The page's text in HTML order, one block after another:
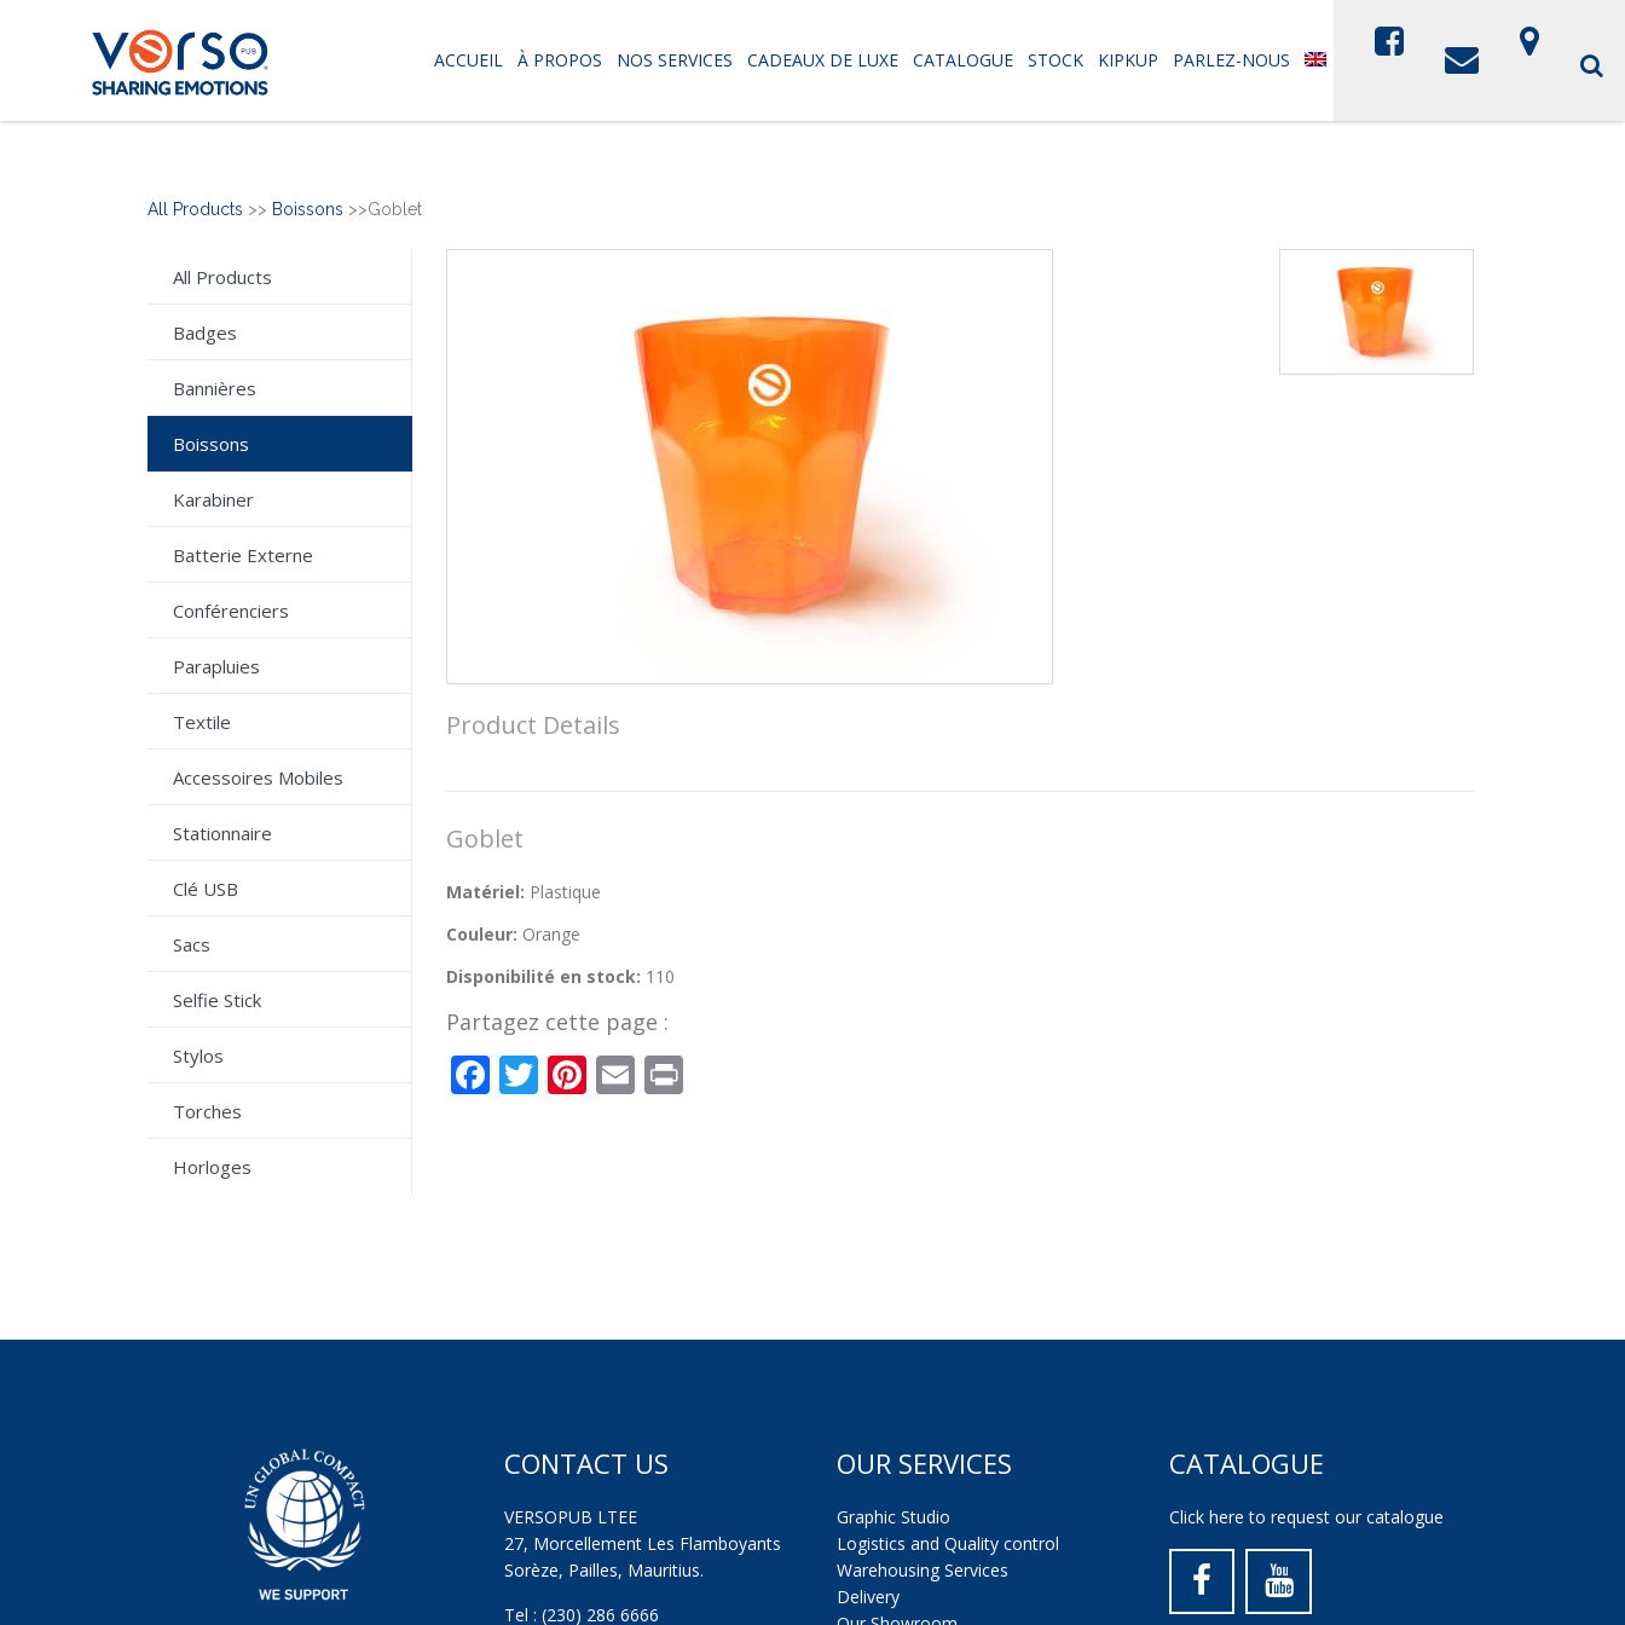
ACCUEIL À PROPOS NOS SERVICES CADEAUX DE LUXE CATALOGUE STOCK KIPKUP PARLEZ-NOUS
All Products >> Boissons >>Goblet
All Products
Badges
Bannières
Boissons
Karabiner
Batterie Externe
Conférenciers
Parapluies
Textile
Accessoires Mobiles
Stationnaire
Clé USB
Sacs
Selfie Stick
Stylos
Torches
Horloges
Product Details
Goblet
Matériel: Plastique
Couleur: Orange
Disponibilité en stock: 110
Partagez cette page :
Facebook
Twitter
Pinterest
Email
CONTACT US
VERSOPUB LTEE
27, Morcellement Les Flamboyants
Sorèze, Pailles, Mauritius.
Tel : (230) 286 6666
OUR SERVICES
Graphic Studio
Logistics and Quality control
Warehousing Services
Delivery
CATALOGUE
Click here to request our catalogue